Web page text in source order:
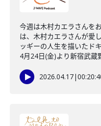
今週は木村カエラさんを
は、木村カエラさんが愛
ッギーの人生を描いたド
4月24日(金)より新宿武蔵
2026.04.17|